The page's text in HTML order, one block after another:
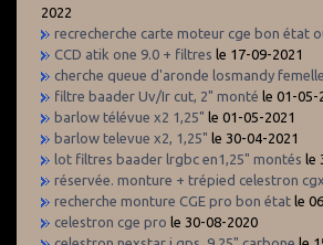
2022
recrecherche carte moteur cge bon état
CCD atik one 9.0 + filtres le 17-09-2021
cherche queue d'aronde losmandy femelle
filtre baader Uv/Ir cut, 2" monté le 01-05-
barlow télévue x2 1,25" le 01-05-2021
barlow televue x2, 1,25" le 30-04-2021
lot filtres baader lrgbc en1,25" montés le
réservée. monture + trépied celestron cgx
recherche monture CGE pro bon état le
celestron cge pro le 30-08-2020